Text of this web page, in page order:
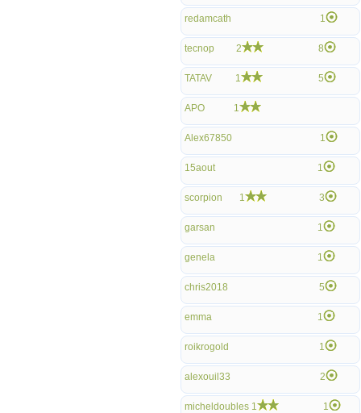
redamcath 1
tecnop 2 8
TATAV 1 5
APO 1
Alex67850 1
15aout 1
scorpion 1 3
garsan 1
genela 1
chris2018 5
emma 1
roikrogold 1
alexouil33 2
micheldoubles 1 1